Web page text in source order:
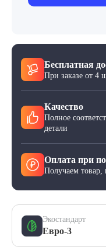
Бесплатная
При заказе от 4
Качество
Полное
детали
Оплата при
Получаем товар,
Экостандарт
Евро-3